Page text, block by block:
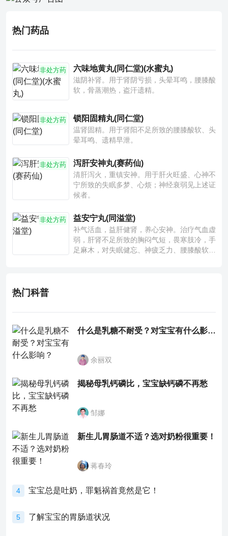
热门药品
非处方药 六味地黄丸(同仁堂)(水蜜丸)
滋阴补肾。用于肾阴亏损，头晕耳鸣，腰膝酸
软，骨蒸潮热，盗汗遗精。
非处方药 锁阳固精丸(同仁堂)
温肾固精。用于肾阳不足所致的腰膝酸软、头
晕耳鸣、遗精早泄。
非处方药 泻肝安神丸(赛药仙)
清肝泻火，重镇安神。用于肝火旺盛、心神不
宁所致的失眠多梦、心烦；神经衰弱见上述证
候者。
非处方药 益安宁丸(同溢堂)
补气活血，益肝健肾，养心安神。治疗气血虚
弱，肝肾不足所致的胸闷气短，畏寒肢冷，手
足麻木，对失眠健忘、神疲乏力、腰膝酸软也
热门科普
什么是乳糖不耐受？对宝宝有什么影响？
余丽双
揭秘母乳钙磷比，宝宝缺钙磷不再愁
邹娜
新生儿胃肠道不适？选对奶粉很重要！
蒋春玲
4 宝宝总是吐奶，罪魁祸首竟然是它！
5 了解宝宝的胃肠道状况